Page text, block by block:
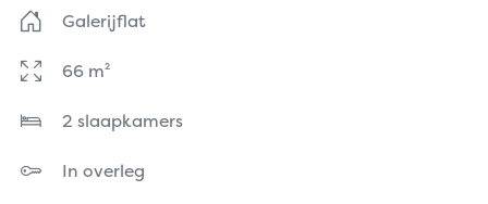
Galerijflat
66 m²
2 slaapkamers
In overleg